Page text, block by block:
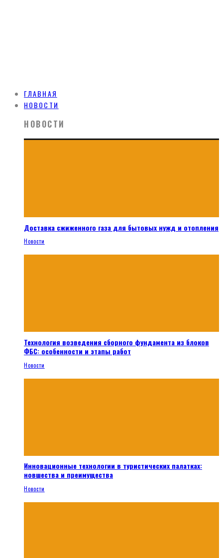
ГЛАВНАЯ
НОВОСТИ
НОВОСТИ
Доставка сжиженного газа для бытовых нужд и отопления
Новости
Технология возведения сборного фундамента из блоков
ФБС: особенности и этапы работ
Новости
Инновационные технологии в туристических палатках:
новшества и преимущества
Новости